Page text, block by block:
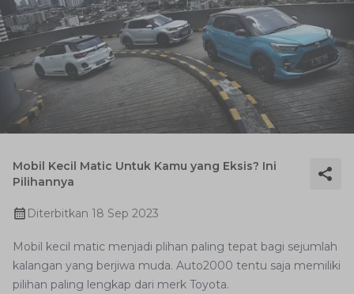
Mobil Kecil Matic Untuk Kamu yang Eksis? Ini
Pilihannya
Diterbitkan 18 Sep 2023
Mobil kecil matic menjadi plihan paling tepat bagi sejumlah
kalangan yang berjiwa muda. Auto2000 tentu saja memiliki
pilihan paling lengkap dari merk Toyota.